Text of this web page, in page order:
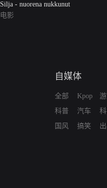
Silja - nuorena nukkunut
电影
自媒体
全部
科普
国风
Kpop
汽车
搞笑